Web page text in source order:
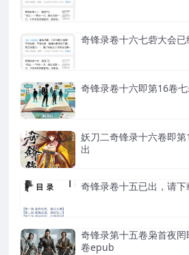
奇锋录卷十六七砦大会
奇锋录卷十六即第16卷
妖刀二奇锋录十六卷即
出
奇锋录卷十五已出，请
奇锋录第十五卷枭首夜
卷epub